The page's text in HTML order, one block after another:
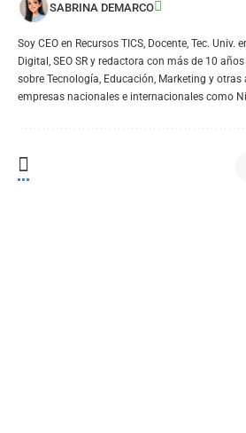
SABRINA DEMARCO
Soy CEO en Recursos TICS, Docente, Tec. Univ.
Digital, SEO SR y redactora con más de 10
sobre Tecnología, Educación, Marketing y
empresas nacionales e internacionales como